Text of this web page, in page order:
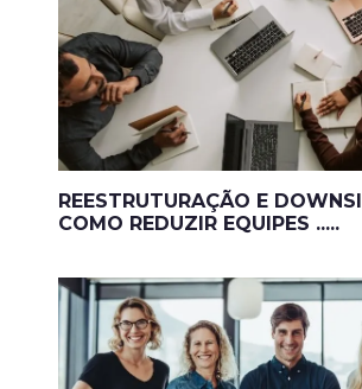
REESTRUTURAÇÃO E
COMO REDUZIR EQUIPES .....